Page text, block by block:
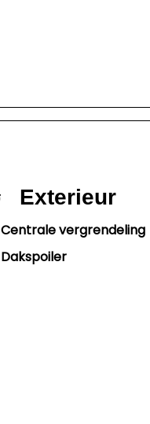
Exterieur
Centrale vergrendeling
Dakspoiler